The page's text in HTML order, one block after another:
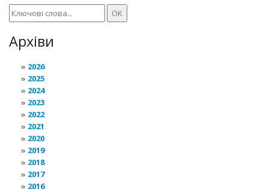
Архіви
2026
2025
2024
2023
2022
2021
2020
2019
2018
2017
2016